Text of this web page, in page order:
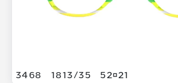
3468 1813/35 5221